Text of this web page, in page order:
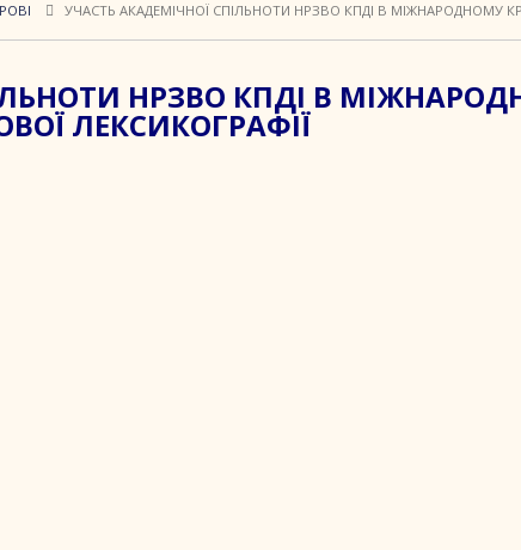
УЧАСТЬ АКАДЕМІЧНОЇ СПІЛЬНОТИ НРЗВО КПДІ В МІЖНАРОДНОМУ
НРЗВО КПДІ В
ЛЕКСИКОГРАФІЇ